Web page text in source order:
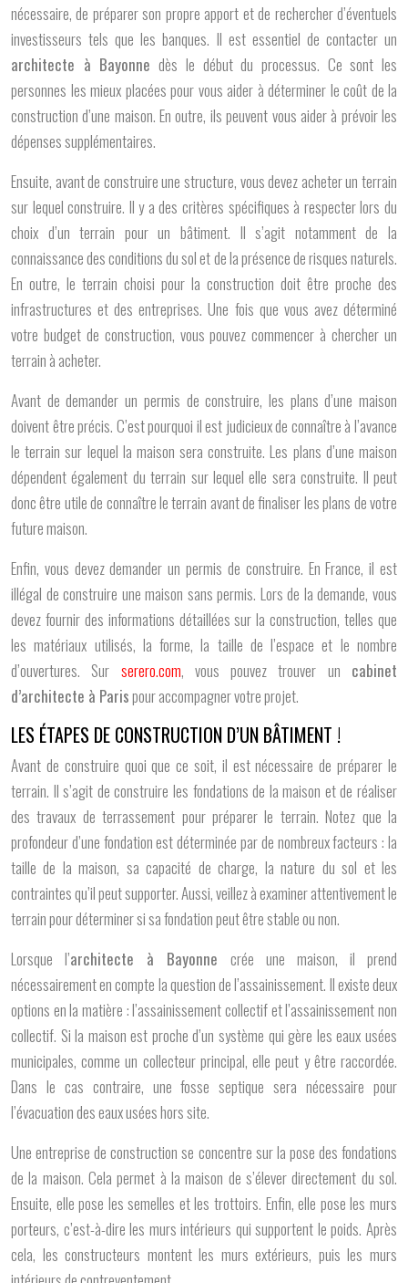
nécessaire, de préparer son propre apport et de rechercher d’éventuels
investisseurs tels que les banques. Il est essentiel de contacter un
architecte à Bayonne dès le début du processus. Ce sont les
personnes les mieux placées pour vous aider à déterminer le coût de la
construction d’une maison. En outre, ils peuvent vous aider à prévoir les
dépenses supplémentaires.
Ensuite, avant de construire une structure, vous devez acheter un terrain
sur lequel construire. Il y a des critères spécifiques à respecter lors du
choix d’un terrain pour un bâtiment. Il s’agit notamment de la
connaissance des conditions du sol et de la présence de risques naturels.
En outre, le terrain choisi pour la construction doit être proche des
infrastructures et des entreprises. Une fois que vous avez déterminé
votre budget de construction, vous pouvez commencer à chercher un
terrain à acheter.
Avant de demander un permis de construire, les plans d’une maison
doivent être précis. C’est pourquoi il est judicieux de connaître à l’avance
le terrain sur lequel la maison sera construite. Les plans d’une maison
dépendent également du terrain sur lequel elle sera construite. Il peut
donc être utile de connaître le terrain avant de finaliser les plans de votre
future maison.
Enfin, vous devez demander un permis de construire. En France, il est
illégal de construire une maison sans permis. Lors de la demande, vous
devez fournir des informations détaillées sur la construction, telles que
les matériaux utilisés, la forme, la taille de l’espace et le nombre
d’ouvertures. Sur serero.com, vous pouvez trouver un cabinet
d’architecte à Parispour accompagner votre projet.
LES ÉTAPES DE CONSTRUCTION D’UN BÂTIMENT !
Avant de construire quoi que ce soit, il est nécessaire de préparer le
terrain. Il s’agit de construire les fondations de la maison et de réaliser
des travaux de terrassement pour préparer le terrain. Notez que la
profondeur d’une fondation est déterminée par de nombreux facteurs : la
taille de la maison, sa capacité de charge, la nature du sol et les
contraintes qu’il peut supporter. Aussi, veillez à examiner attentivement le
terrain pour déterminer si sa fondation peut être stable ou non.
Lorsque l’architecte à Bayonne crée une maison, il prend
nécessairement en compte la question de l’assainissement. Il existe deux
options en la matière : l’assainissement collectif et l’assainissement non
collectif. Si la maison est proche d’un système qui gère les eaux usées
municipales, comme un collecteur principal, elle peut y être raccordée.
Dans le cas contraire, une fosse septique sera nécessaire pour
l’évacuation des eaux usées hors site.
Une entreprise de construction se concentre sur la pose des fondations
de la maison. Cela permet à la maison de s’élever directement du sol.
Ensuite, elle pose les semelles et les trottoirs. Enfin, elle pose les murs
porteurs, c’est-à-dire les murs intérieurs qui supportent le poids. Après
cela, les constructeurs montent les murs extérieurs, puis les murs